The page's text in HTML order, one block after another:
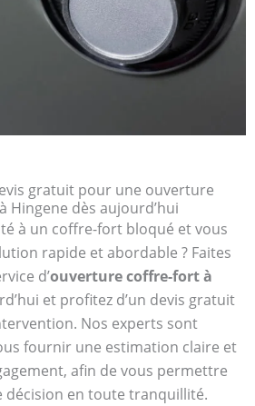
gratuit pour une ouverture
Hingene dès aujourd’hui
à un coffre-fort bloqué et vous
rapide et abordable ? Faites
d’ouverture coffre-fort à
et profitez d’un devis gratuit
Nos experts sont
fournir une estimation claire et
afin de vous permettre
décision en toute tranquillité.